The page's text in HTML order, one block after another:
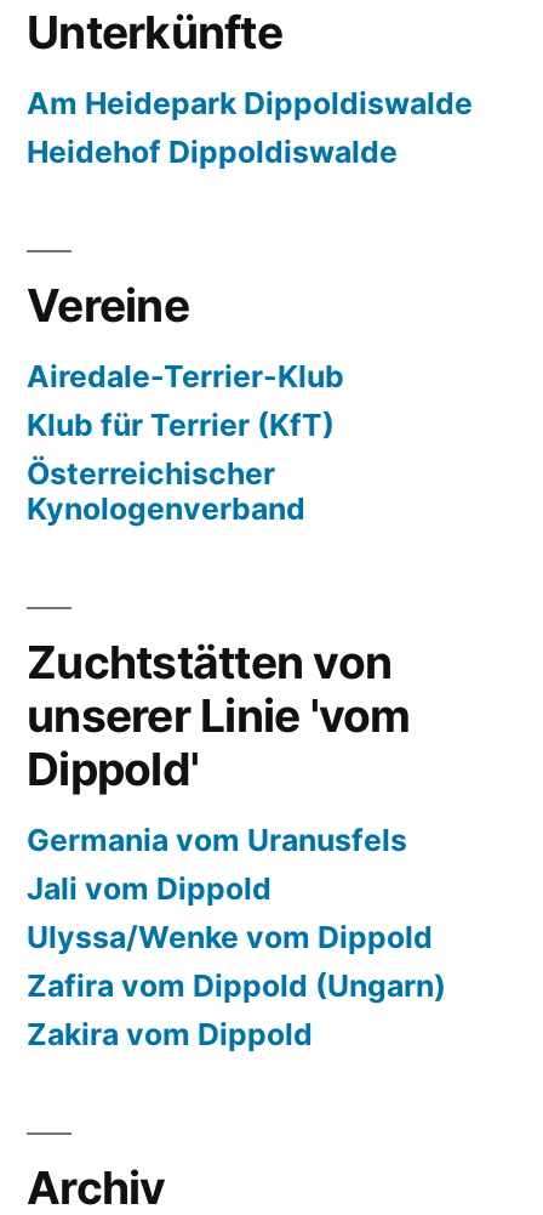
Unterkünfte
Am Heidepark Dippoldiswalde
Heidehof Dippoldiswalde
Vereine
Airedale-Terrier-Klub
Klub für Terrier (KfT)
Österreichischer
Kynologenverband
Zuchtstätten von
unserer Linie 'vom
Dippold'
Germania vom Uranusfels
Jali vom Dippold
Ulyssa/Wenke vom Dippold
Zafira vom Dippold (Ungarn)
Zakira vom Dippold
Archiv